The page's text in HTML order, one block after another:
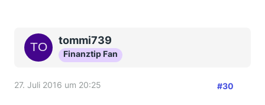
tommi739
Finanztip Fan
27. Juli 2016 um 20:25 #30